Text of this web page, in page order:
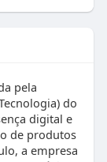
pela
do
digital e
de produtos
a empresa